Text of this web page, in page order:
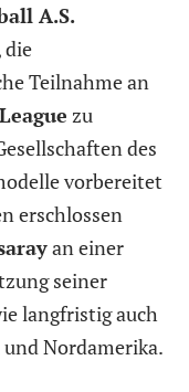
A.S.
die
Teilnahme an
zu
des
vorbereitet
erschlossen
an einer
seiner
langfristig auch
Nordamerika.